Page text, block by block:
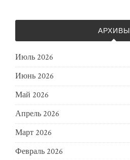
АРХИВЫ
Июль 2026
Июнь 2026
Май 2026
Апрель 2026
Март 2026
Февраль 2026